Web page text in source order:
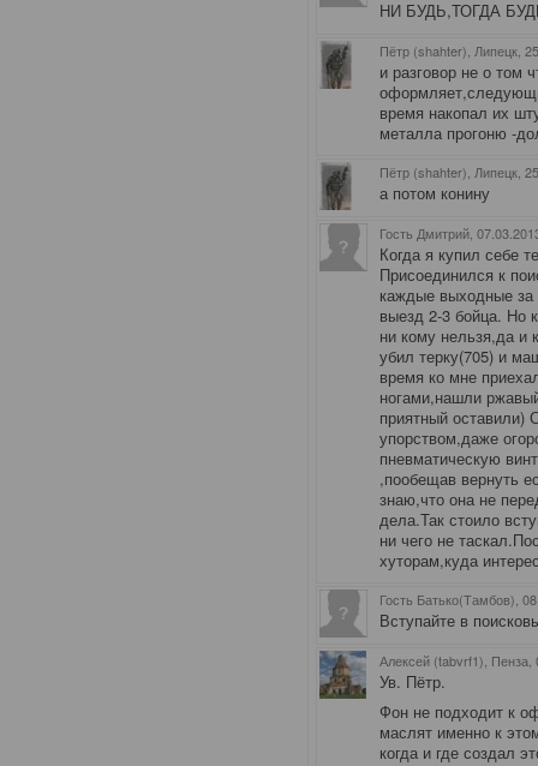
НИ БУДЬ,ТОГДА
Пётр (shahter), Липецк ,
и разговор не о том
время накопал их
металла прогоню -
Пётр (shahter), Липецк ,
а потом конину
Гость Дмитрий ,
Когда я купил себе
Присоединился к
каждые выходные
выезд 2-3 бойца. Но
ни кому нельзя,да и
убил терку(705) и
время ко мне
ногами,нашли
приятный оставили)
упорством,даже
пневматическую
,пообещав вернуть
знаю,что она не
дела.Так стоило
ни чего не
хуторам,куда
Гость Батько(Тамбов) ,
Вступайте в
Алексей (tabvrf1), Пенза
Ув. Пётр.
Фон не подходит к
маслят именно к
когда и где создал